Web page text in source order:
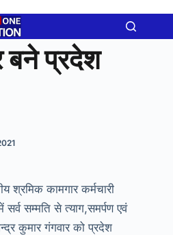
बने प्रदेश
श्रमिक कामगार कर्मचारी
सम्मति से त्याग,समर्पण एवं
कुमार गंगवार को प्रदेश